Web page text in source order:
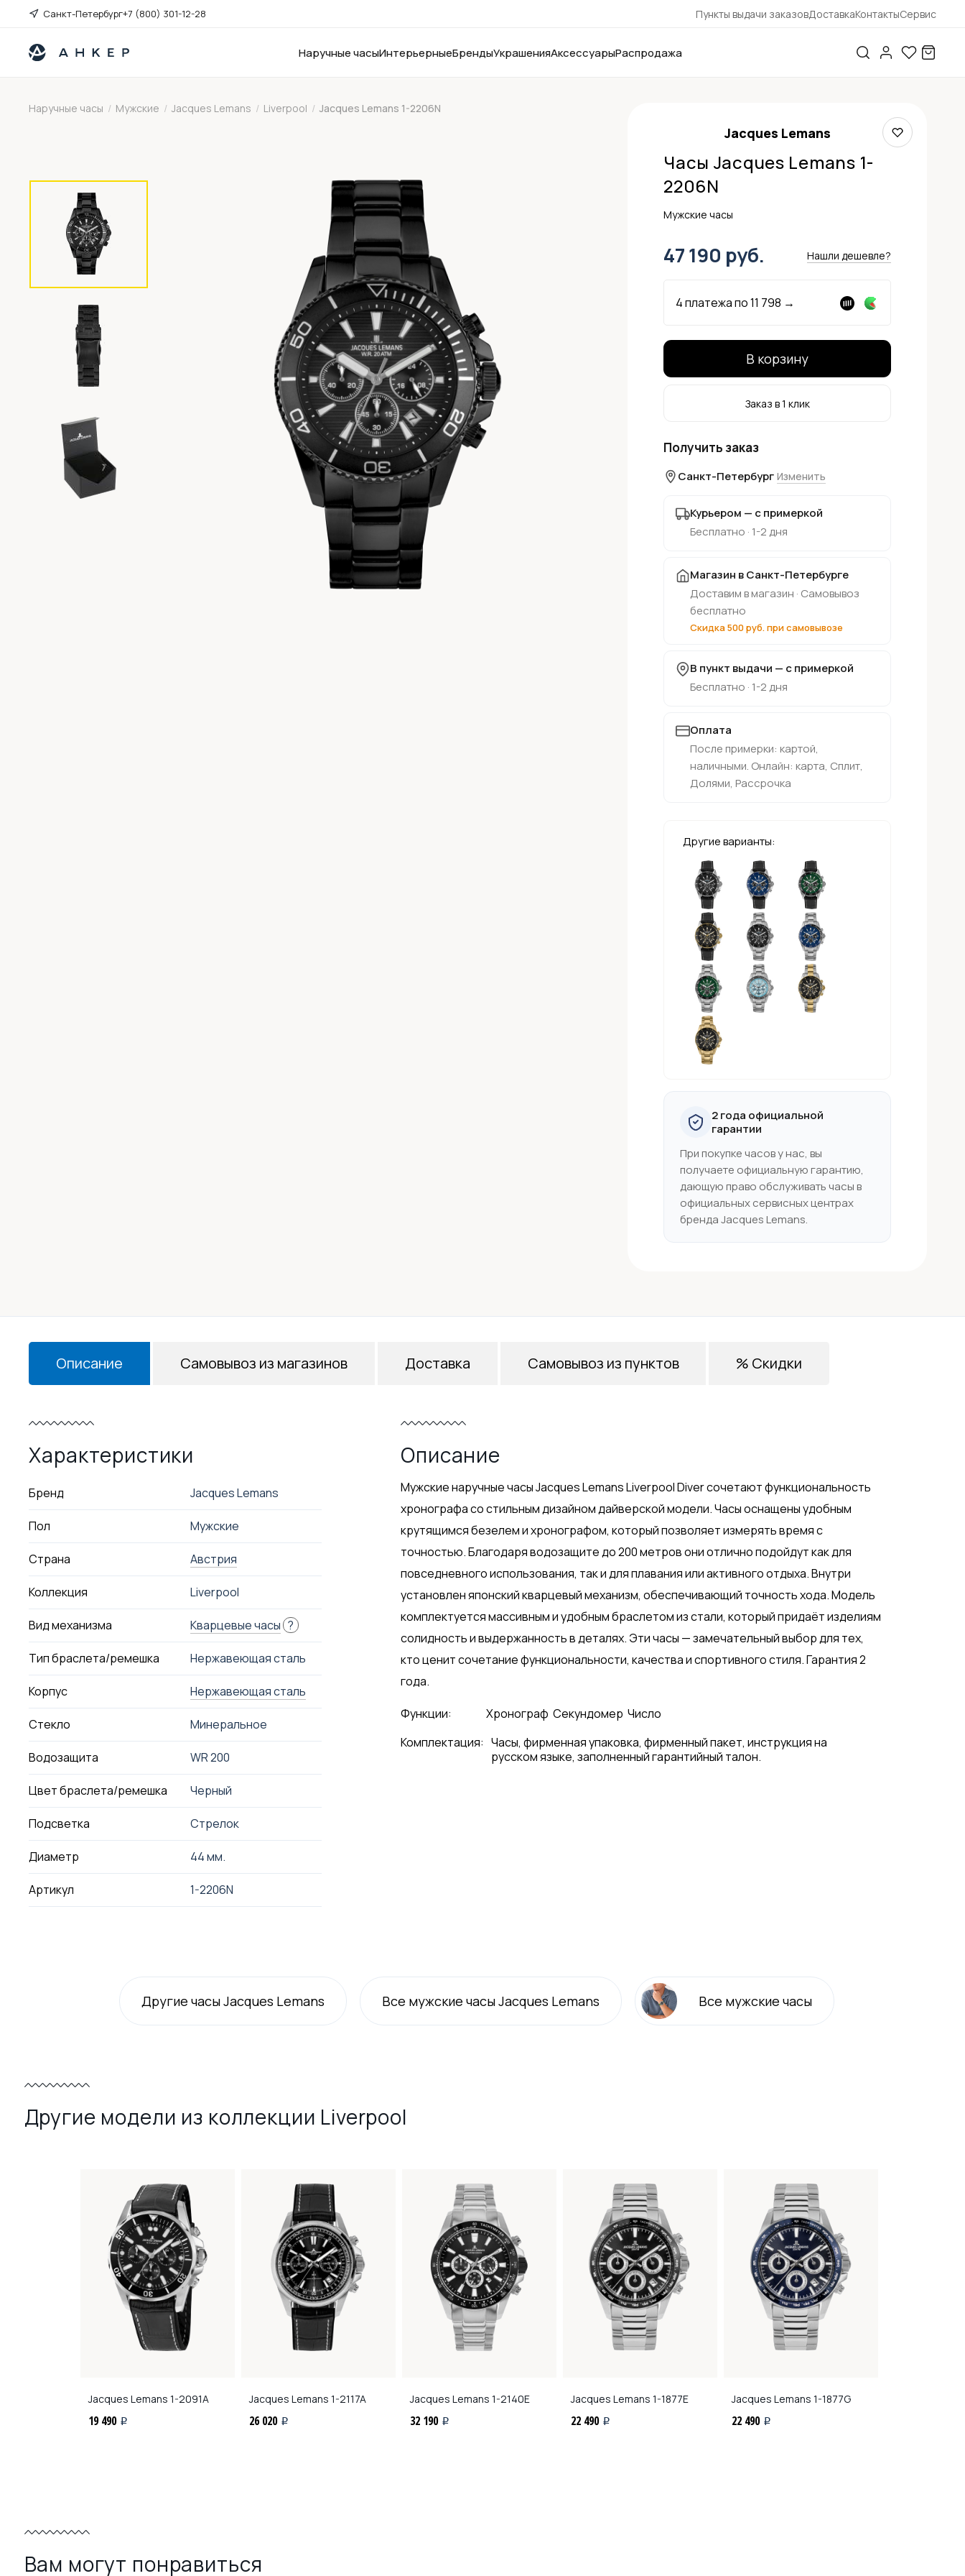
Санкт-Петербург+7 (800) 301-12-28 Пункты выдачи заказовДоставкаКонтактыСервис
Наручные часыИнтерьерныеБрендыУкрашенияАксессуарыРаспродажа
Наручные часы / Мужские / Jacques Lemans / Liverpool / Jacques Lemans 1-2206N
Jacques Lemans
Часы Jacques Lemans 1-
2206N
Мужские часы
47 190 руб. Нашли дешевле?
4 платежа по11 798 →
В корзину
Заказ в 1 клик
Получить заказ
Санкт-Петербург Изменить
Курьером — с примеркой
Бесплатно · 1-2 дня
Магазин в Санкт-Петербурге
Доставим в магазин · Самовывоз
бесплатно
Скидка 500 руб. при самовывозе
В пункт выдачи — с примеркой
Бесплатно · 1-2 дня
Оплата
После примерки: картой,
наличными. Онлайн: карта, Сплит,
Долями, Рассрочка
Другие варианты:
2 года официальной
гарантии
При покупке часов у нас, вы
получаете официальную гарантию,
дающую право обслуживать часы в
официальных сервисных центрах
бренда Jacques Lemans.
Описание
Характеристики
Бренд Jacques Lemans
Пол Мужские
Страна Австрия
Коллекция Liverpool
Вид механизма Кварцевые часы ?
Тип браслета/ремешка Нержавеющая сталь
Корпус Нержавеющая сталь
Стекло Минеральное
Водозащита WR 200
Цвет браслета/ремешка Черный
Подсветка Стрелок
Диаметр 44 мм.
Артикул 1-2206N
Описание
Мужские наручные часы Jacques Lemans Liverpool Diver сочетают функциональность
хронографа со стильным дизайном дайверской модели. Часы оснащены удобным
крутящимся безелем и хронографом, который позволяет измерять время с
точностью. Благодаря водозащите до 200 метров они отлично подойдут как для
повседневного использования, так и для плавания или активного отдыха. Внутри
установлен японский кварцевый механизм, обеспечивающий точность хода. Модель
комплектуется массивным и удобным браслетом из стали, который придаёт изделиям
солидность и выдержанность в деталях. Эти часы — замечательный выбор для тех,
кто ценит сочетание функциональности, качества и спортивного стиля. Гарантия 2
года.
Функции: Хронограф Секундомер Число
Комплектация: Часы, фирменная упаковка, фирменный пакет, инструкция на
русском языке, заполненный гарантийный талон.
Самовывоз из магазинов Доставка Самовывоз из пунктов % Скидки
Другие часы Jacques Lemans Все мужские часы Jacques Lemans Все мужские часы
Другие модели из коллекции Liverpool
Jacques Lemans 1-2091A
19 490 i
Jacques Lemans 1-2117A
26 020 i
Jacques Lemans 1-2140E
32 190 i
Jacques Lemans 1-1877E
22 490 i
Jacques Lemans 1-1877G
22 490 i
Вам могут понравиться